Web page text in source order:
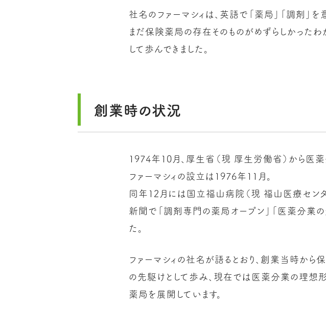
社名のファーマシィは、英語で「薬局」「調剤」を
まだ保険薬局の存在そのものがめずらしかった
して歩んできました。
創業時の状況
1974年10月、厚生省（現 厚生労働省）から医薬
ファーマシィの設立は1976年11月。
同年12月には国立福山病院（現 福山医療センタ
新聞で「調剤専門の薬局オープン」「医薬分業
た。
ファーマシィの社名が語るとおり、創業当時から
の先駆けとして歩み、現在では医薬分業の理想
薬局を展開しています。